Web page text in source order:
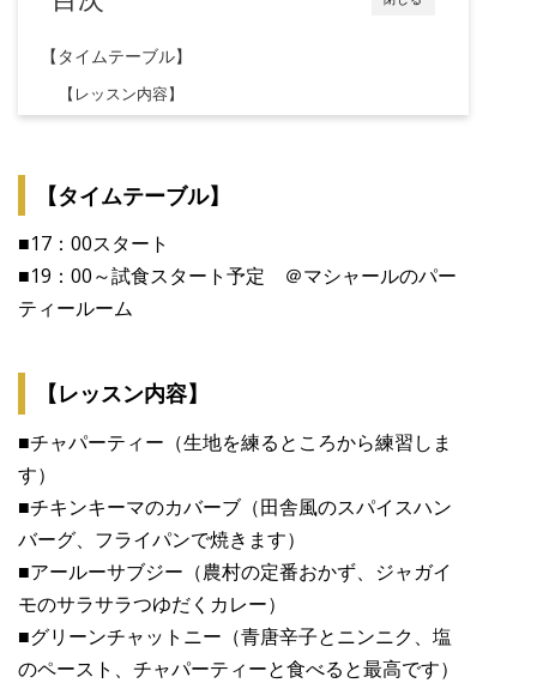
【タイムテーブル】
【レッスン内容】
【タイムテーブル】
■17：00スタート
■19：00～試食スタート予定 ＠マシャールのパー
ティールーム
【レッスン内容】
■チャパーティー（生地を練るところから練習しま
す）
■チキンキーマのカバーブ（田舎風のスパイスハン
バーグ、フライパンで焼きます）
■アールーサブジー（農村の定番おかず、ジャガイ
モのサラサラつゆだくカレー）
■グリーンチャットニー（青唐辛子とニンニク、塩
のペースト、チャパーティーと食べると最高です）